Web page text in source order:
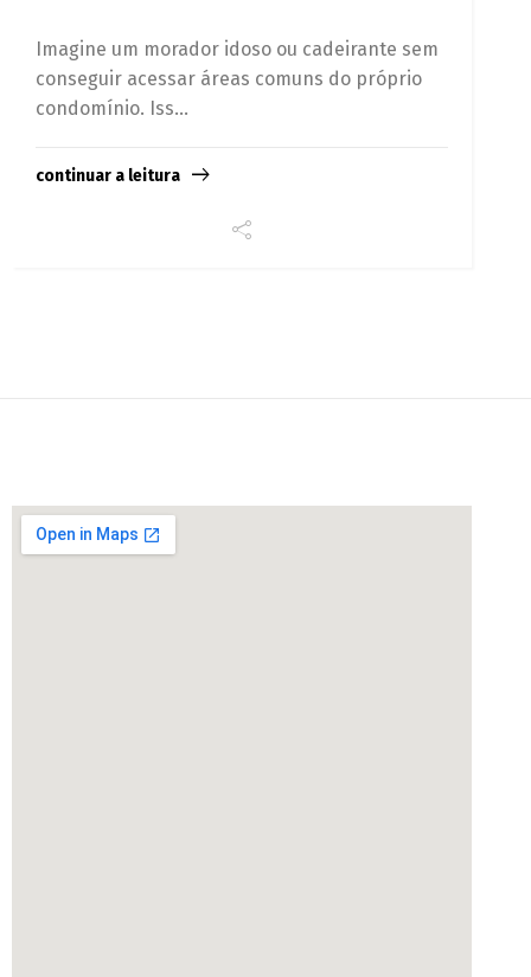
Imagine um morador idoso ou cadeirante sem
conseguir acessar áreas comuns do próprio
condomínio. Iss...
continuar a leitura